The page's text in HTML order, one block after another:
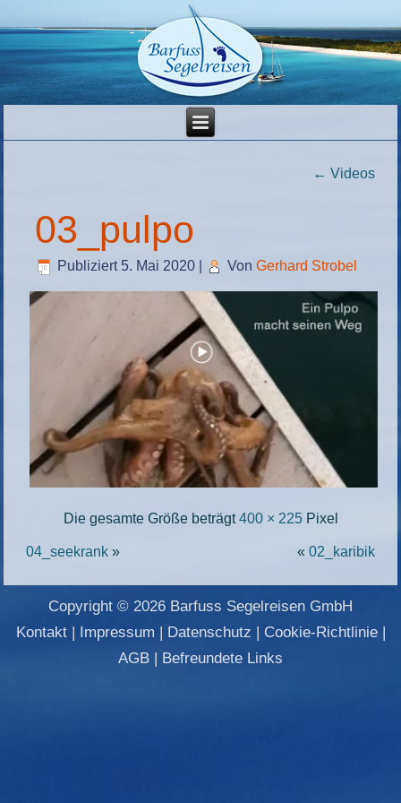
← Videos
03_pulpo
Publiziert 5. Mai 2020 Von Gerhard Strobel
Die gesamte Größe beträgt400 × 225Pixel
04_seekrank » « 02_karibik
Copyright © 2026 Barfuss Segelreisen GmbH
Kontakt| Impressum Datenschutz Cookie-Richtlinie|
AGB
Befreundete Links